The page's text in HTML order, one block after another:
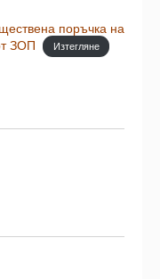
поръчка на
ЗОП
Изтегляне